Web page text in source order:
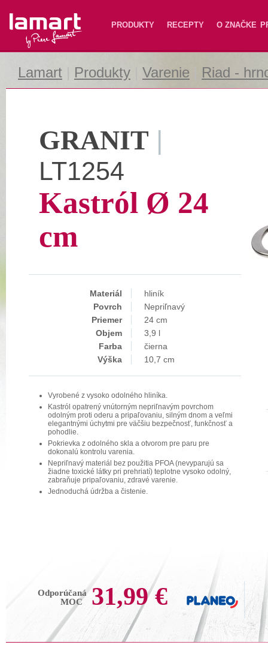
Lamart PRODUKTY RECEPTY O ZNAČKE
Lamart Produkty Varenie Riad -
GRANIT |
LT1254
Kastról Ø 24
cm
Materiál
hliník
Povrch
Nepriľnavý
Priemer
24 cm
Objem
3,9 l
Farba
čierna
Výška
10,7 cm
Vyrobené z vysoko odolného hliníka.
Kastról opatrený vnútorným nepriľnavým povrchom
odolným proti oderu a pripaľovaniu, silným dnom a veľmi
elegantnými úchytmi pre väčšiu bezpečnosť, funkčnosť a
pohodlie.
Pokrievka z odolného skla a otvorom pre paru pre
dokonalú kontrolu varenia.
Nepriľnavý materiál bez použitia PFOA (nevyparujú sa
žiadne toxické látky pri prehriatí) teplotne vysoko odolný,
zabraňuje pripaľovaniu, zdravé varenie.
Jednoduchá údržba a čistenie.
Odporúčaná
MOC
31,99 €